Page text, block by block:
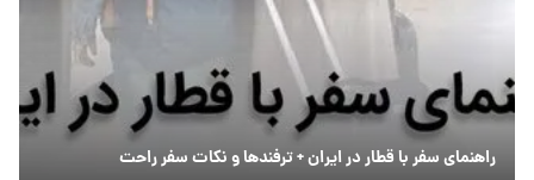
راهنمای سفر با قطار در ایران + ترفندها و نکات سفر راحت